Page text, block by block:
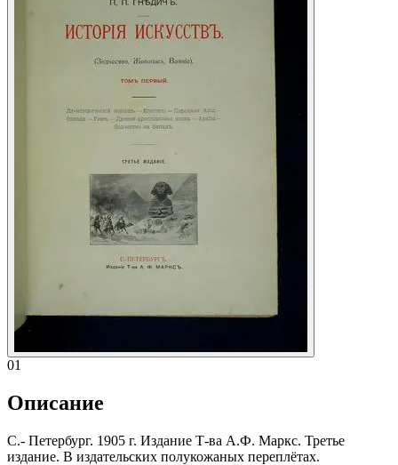
01
Описание
С.- Петербург. 1905 г. Издание Т-ва А.Ф. Маркс. Третье
издание. В издательских полукожаных переплётах.